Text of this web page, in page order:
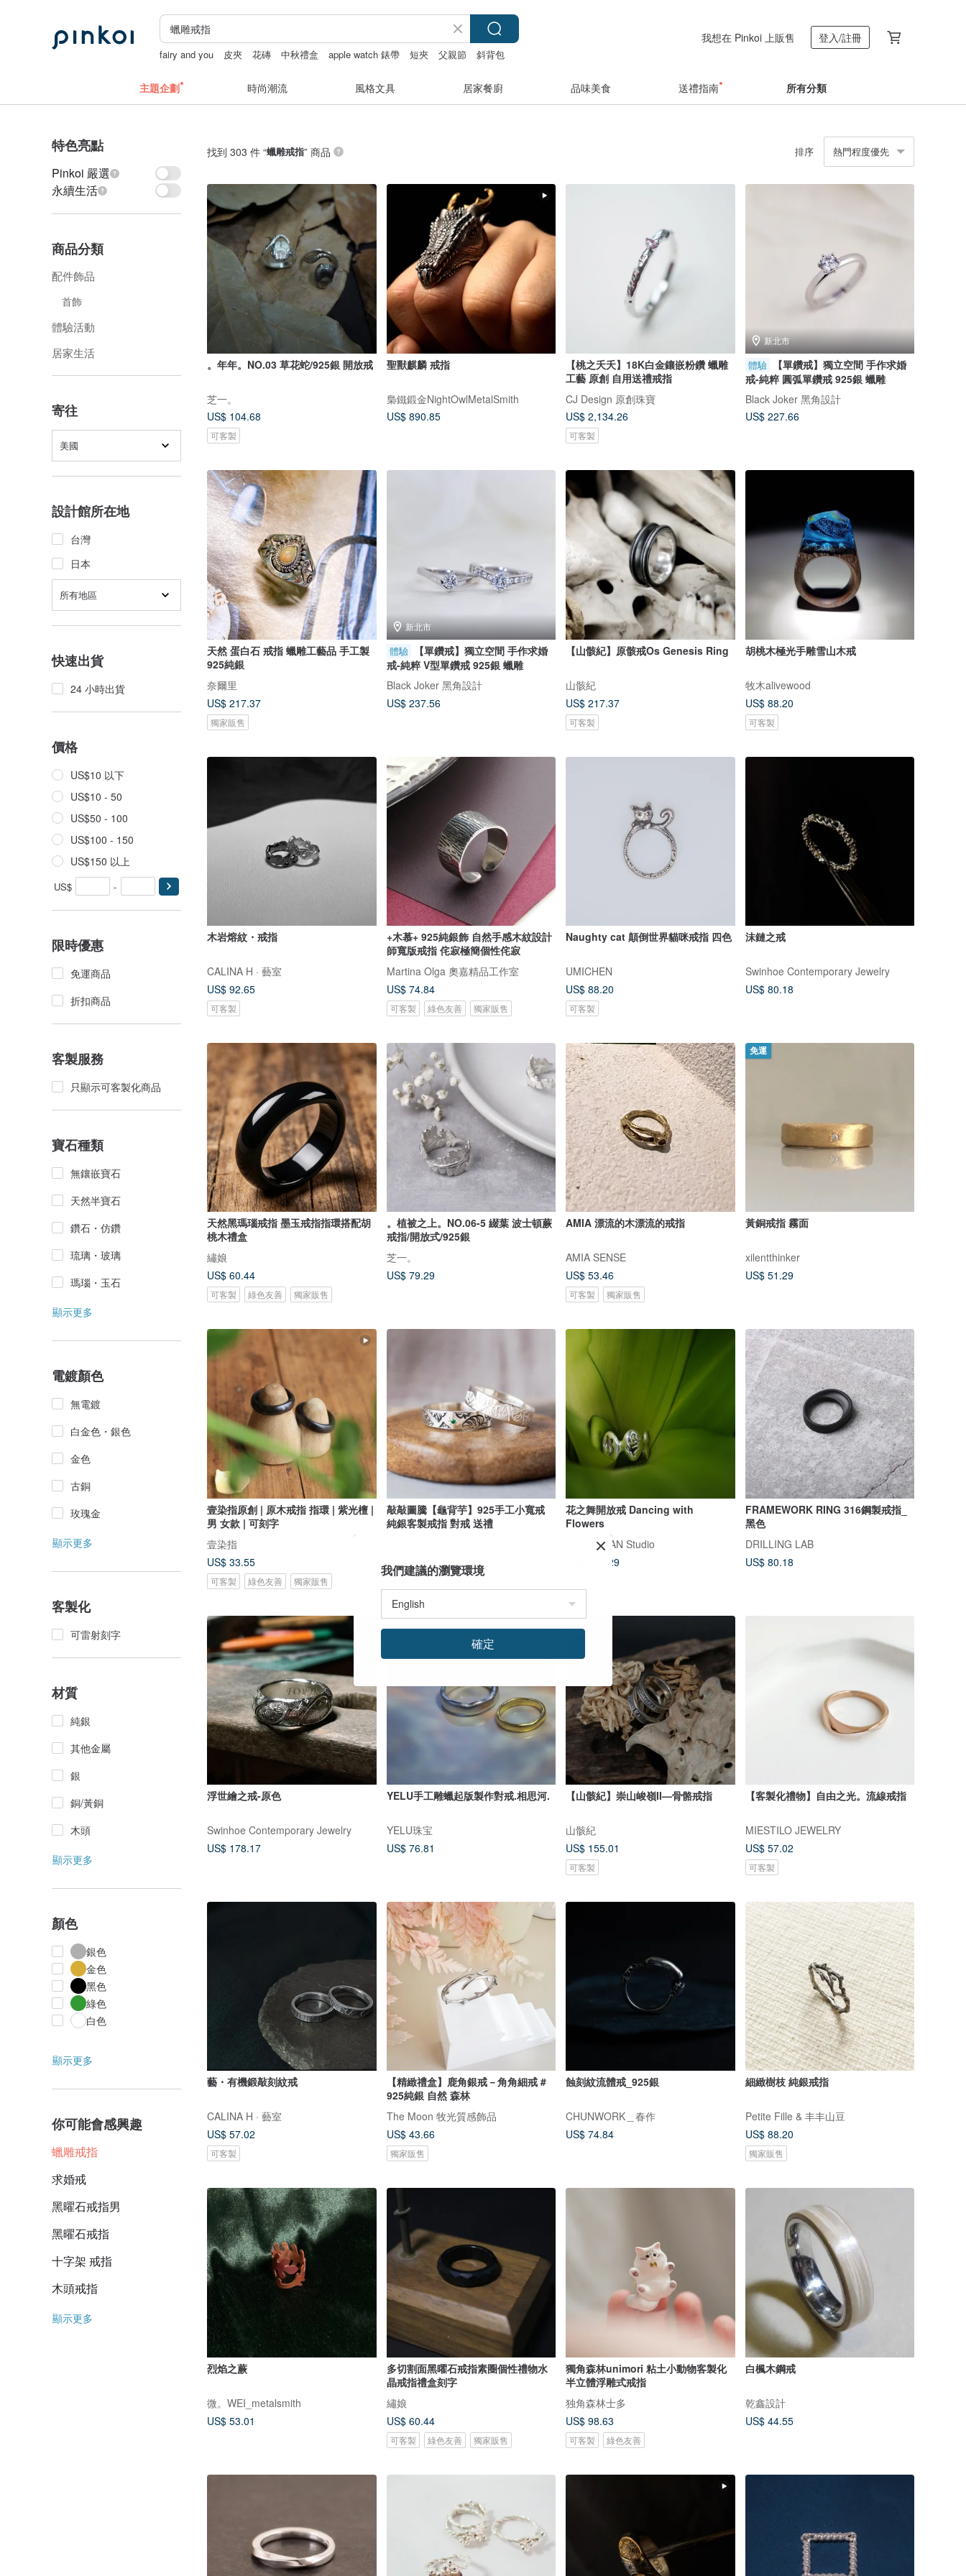
fairy and you 皮夾 花磚 中秋禮盒 apple watch 錶帶 短夾 父親節 斜背包
我想在 Pinkoi 上販售 登入/註冊
主題企劃 時尚潮流 風格文具 居家餐廚 品味美食 送禮指南 所有分類
特色亮點
Pinkoi 嚴選
永續生活
商品分類
配件飾品
首飾
體驗活動
居家生活
寄往
美國
設計館所在地
台灣
日本
所有地區
快速出貨
24 小時出貨
價格
US$10 以下
US$10 - 50
US$50 - 100
US$100 - 150
US$150 以上
US$ -
限時優惠
免運商品
折扣商品
客製服務
只顯示可客製化商品
寶石種類
無鑲嵌寶石
天然半寶石
鑽石・仿鑽
琉璃・玻璃
瑪瑙・玉石
顯示更多
電鍍顏色
無電鍍
白金色・銀色
金色
古銅
玫瑰金
顯示更多
客製化
可雷射刻字
材質
純銀
其他金屬
銀
銅/黃銅
木頭
顯示更多
顏色
銀色
金色
黑色
綠色
白色
顯示更多
你可能會感興趣
蠟雕戒指
求婚戒
黑曜石戒指男
黑曜石戒指
十字架 戒指
木頭戒指
顯示更多
找到 303 件 “蠟雕戒指” 商品 排序 熱門程度優先
。年年。NO.03 草花蛇/925銀 開放戒
芝一。
US$ 104.68
可客製
聖獸麒麟 戒指
梟鐵鍛金NightOwlMetalSmith
US$ 890.85
【桃之夭夭】18K白金鑲嵌粉鑽 蠟雕
工藝 原創 自用送禮戒指
CJ Design 原創珠寶
US$ 2,134.26
可客製
新北市
體驗
【單鑽戒】獨立空間 手作求婚
戒-純粹 圓弧單鑽戒 925銀 蠟雕
Black Joker 黑角設計
US$ 227.66
天然 蛋白石 戒指 蠟雕工藝品 手工製
925純銀
奈爾里
US$ 217.37
獨家販售
新北市
體驗
【單鑽戒】獨立空間 手作求婚
戒-純粹 V型單鑽戒 925銀 蠟雕
Black Joker 黑角設計
US$ 237.56
【山骸紀】原骸戒Os Genesis Ring
山骸紀
US$ 217.37
可客製
胡桃木極光手雕雪山木戒
牧木alivewood
US$ 88.20
可客製
木岩熔紋・戒指
CALINA H · 藝室
US$ 92.65
可客製
+木慕+ 925純銀飾 自然手感木紋設計
師寬版戒指 侘寂極簡個性侘寂
Martina Olga 奧嘉精品工作室
US$ 74.84
可客製 綠色友善 獨家販售
Naughty cat 顛倒世界貓咪戒指 四色
UMICHEN
US$ 88.20
可客製
沫鏈之戒
Swinhoe Contemporary Jewelry
US$ 80.18
天然黑瑪瑙戒指 墨玉戒指指環搭配胡
桃木禮盒
繡娘
US$ 60.44
可客製 綠色友善 獨家販售
。植被之上。NO.06-5 綴葉 波士頓蕨
戒指/開放式/925銀
芝一。
US$ 79.29
AMIA 漂流的木漂流的戒指
AMIA SENSE
US$ 53.46
可客製 獨家販售
免運
黃銅戒指 霧面
xilentthinker
US$ 51.29
壹染指原創 | 原木戒指 指環 | 紫光檀 |
男 女款 | 可刻字
壹染指
US$ 33.55
可客製 綠色友善 獨家販售
敲敲圖騰【龜背芋】925手工小寬戒
純銀客製戒指 對戒 送禮
US$ 61.47
可客製
花之舞開放戒 Dancing with
Flowers
KUAN KUAN Studio
US$ 128.29
FRAMEWORK RING 316鋼製戒指_
黑色
DRILLING LAB
US$ 80.18
浮世繪之戒-原色
Swinhoe Contemporary Jewelry
US$ 178.17
YELU手工雕蠟起版製作對戒.相思河.
YELU珠宝
US$ 76.81
【山骸紀】崇山峻嶺II—骨骼戒指
山骸紀
US$ 155.01
可客製
【客製化禮物】自由之光。流線戒指
MIESTILO JEWELRY
US$ 57.02
可客製
藝・有機鍛敲刻紋戒
CALINA H · 藝室
US$ 57.02
可客製
【精緻禮盒】鹿角銀戒－角角細戒 #
925純銀 自然 森林
The Moon 牧光質感飾品
US$ 43.66
獨家販售
蝕刻紋流體戒_925銀
CHUNWORK＿春作
US$ 74.84
細緻樹枝 純銀戒指
Petite Fille & 丰丰山豆
US$ 88.20
獨家販售
烈焰之蕨
微。WEI_metalsmith
US$ 53.01
多切割面黑曜石戒指素圈個性禮物水
晶戒指禮盒刻字
繡娘
US$ 60.44
可客製 綠色友善 獨家販售
獨角森林unimori 粘土小動物客製化
半立體浮雕式戒指
独角森林士多
US$ 98.63
可客製 綠色友善
白楓木鋼戒
乾鑫設計
US$ 44.55
我們建議的瀏覽環境
確定